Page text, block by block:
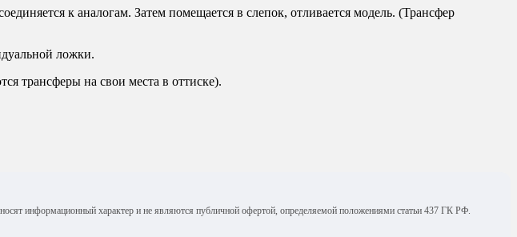
к аналогам. Затем помещается в слепок, отливается модель. (Трансфер
ложки.
трансферы на свои места в оттиске).
информационный характер и не являются публичной офертой, определяемой положениями статьи 437 ГК РФ.